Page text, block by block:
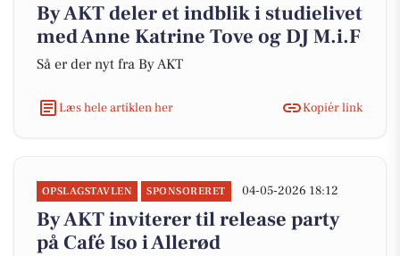
By AKT deler et indblik i studielivet
med Anne Katrine Tove og DJ M.i.F
Så er der nyt fra By AKT
Læs hele artiklen her Kopiér link
OPSLAGSTAVLEN SPONSORERET 04-05-2026 18:12
By AKT inviterer til release party
på Café Iso i Allerød